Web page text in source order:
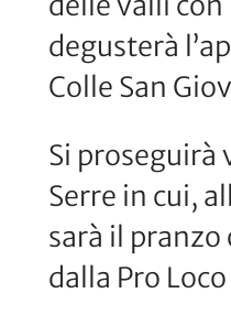
degusterà
Colle San
Si proseguirà
Serre in cui,
sarà il
dalla Pro